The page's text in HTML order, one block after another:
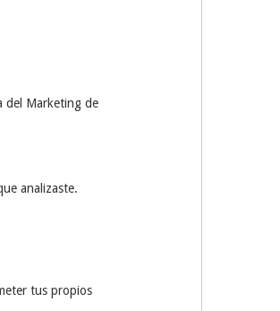
del Marketing de
analizaste.
tus propios